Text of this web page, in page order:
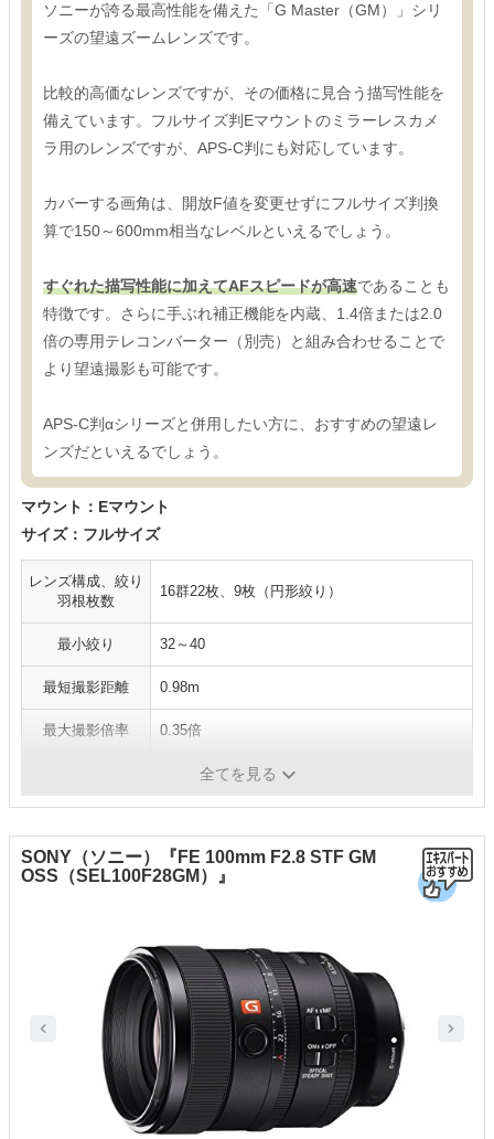
ソニーが誇る最高性能を備えた「G Master（GM）」シリ
ーズの望遠ズームレンズです。
比較的高価なレンズですが、その価格に見合う描写性能を
備えています。フルサイズ判Eマウントのミラーレスカメ
ラ用のレンズですが、APS-C判にも対応しています。
カバーする画角は、開放F値を変更せずにフルサイズ判換
算で150～600mm相当なレベルといえるでしょう。
すぐれた描写性能に加えてAFスピードが高速であることも
特徴です。さらに手ぶれ補正機能を内蔵、1.4倍または2.0
倍の専用テレコンバーター（別売）と組み合わせることで
より望遠撮影も可能です。
APS-C判αシリーズと併用したい方に、おすすめの望遠レ
ンズだといえるでしょう。
マウント：Eマウント
サイズ：フルサイズ
レンズ構成、絞り
羽根枚数
16群22枚、9枚（円形絞り）
最小絞り 32～40
最短撮影距離 0.98m
最大撮影倍率 0.35倍
全てを見る
SONY（ソニー）『FE 100mm F2.8 STF GM
OSS（SEL100F28GM）』